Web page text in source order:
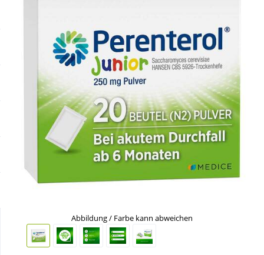
Neuheiten
Schnäppchen
Körperpflege & Kosmetik
Liebe & Erotik
Mutter & Kind
Natur & Homöopathie
Abbildung / Farbe kann abweichen